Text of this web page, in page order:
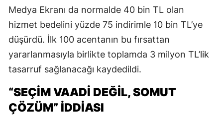
Medya Ekranı da normalde 40 bin TL olan
hizmet bedelini yüzde 75 indirimle 10 bin TL’ye
düşürdü. İlk 100 acentanın bu fırsattan
yararlanmasıyla birlikte toplamda 3 milyon TL’lik
tasarruf sağlanacağı kaydedildi.
“SEÇİM VAADİ DEĞİL, SOMUT
ÇÖZÜM” İDDİASI